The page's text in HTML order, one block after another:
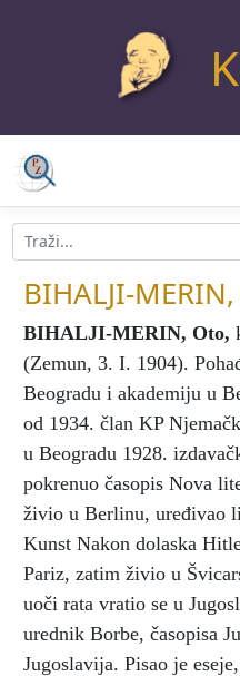
BIHALJI-
BIHALJI-MERIN, Oto,
(Zemun, 3. I. 1904).
Beogradu i akademiju u
od 1934. član KP
u Beogradu 1928.
pokrenuo časopis Nova
živio u Berlinu, uređivao
Kunst Nakon dolaska
Pariz, zatim živio u
uoči rata vratio se u
urednik Borbe, časopisa
Jugoslavija. Pisao je